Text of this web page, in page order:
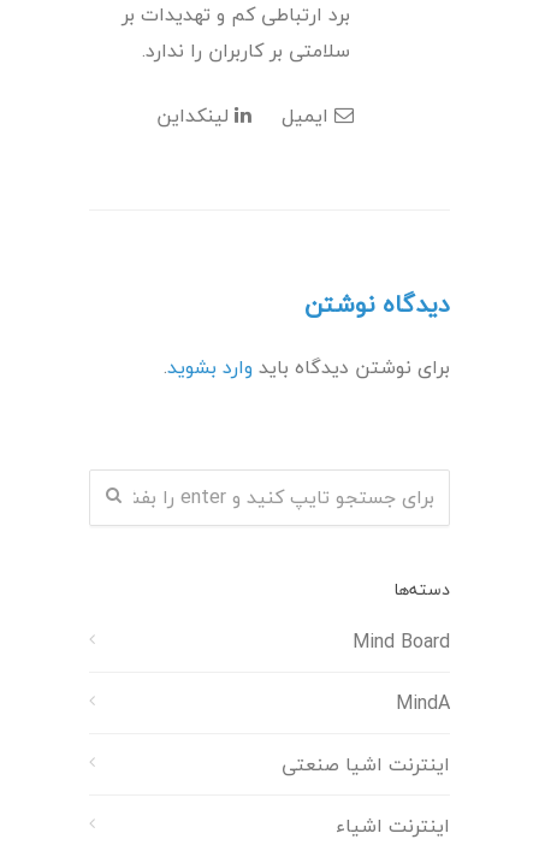
برد ارتباطی کم و تهدیدات بر
سلامتی بر کاربران را ندارد.
لینکداین
ایمیل
دیدگاه نوشتن
برای نوشتن دیدگاه باید وارد بشوید.
دسته‌ها
Mind Board
MindA
اینترنت اشیا صنعتی
اینترنت اشیاء